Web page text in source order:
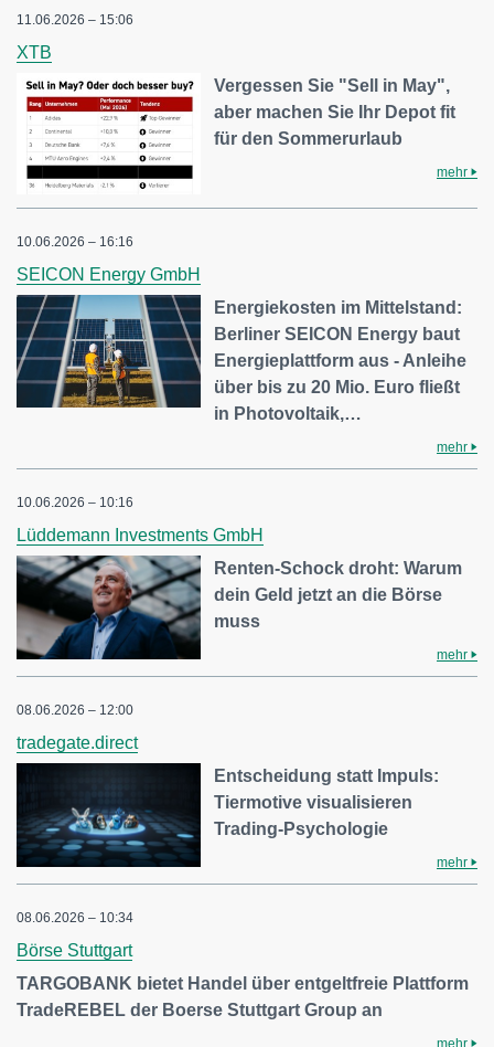
11.06.2026 – 15:06
XTB
Vergessen Sie "Sell in May",
aber machen Sie Ihr Depot fit
für den Sommerurlaub
mehr
10.06.2026 – 16:16
SEICON Energy GmbH
Energiekosten im Mittelstand:
Berliner SEICON Energy baut
Energieplattform aus - Anleihe
über bis zu 20 Mio. Euro fließt
in Photovoltaik,…
mehr
10.06.2026 – 10:16
Lüddemann Investments GmbH
Renten-Schock droht: Warum
dein Geld jetzt an die Börse
muss
mehr
08.06.2026 – 12:00
tradegate.direct
Entscheidung statt Impuls:
Tiermotive visualisieren
Trading-Psychologie
mehr
08.06.2026 – 10:34
Börse Stuttgart
TARGOBANK bietet Handel über entgeltfreie Plattform
TradeREBEL der Boerse Stuttgart Group an
mehr